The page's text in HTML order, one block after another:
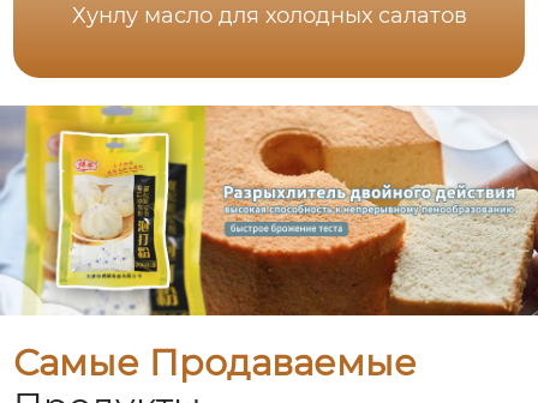
Хунлу масло для холодных салатов
Самые Продаваемые